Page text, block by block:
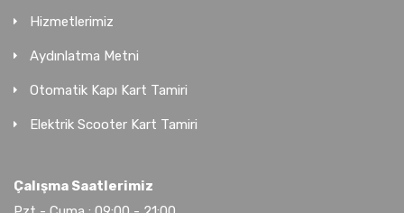
Hizmetlerimiz
Aydınlatma Metni
Otomatik Kapı Kart Tamiri
Elektrik Scooter Kart Tamiri
Çalışma Saatlerimiz